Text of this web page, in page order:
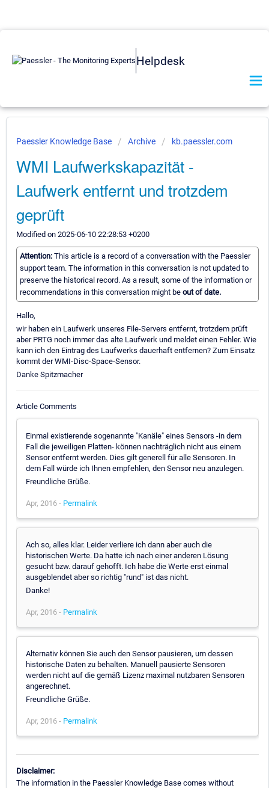
Helpdesk
Paessler Knowledge Base Archive kb.paessler.com
WMI Laufwerkskapazität -
Laufwerk entfernt und trotzdem
geprüft
Modified on 2025-06-10 22:28:53 +0200
Attention: This article is a record of a conversation with the Paessler
support team. The information in this conversation is not updated to
preserve the historical record. As a result, some of the information or
recommendations in this conversation might be out of date.
Hallo,
wir haben ein Laufwerk unseres File-Servers entfernt, trotzdem prüft
aber PRTG noch immer das alte Laufwerk und meldet einen Fehler. Wie
kann ich den Eintrag des Laufwerks dauerhaft entfernen? Zum Einsatz
kommt der WMI-Disc-Space-Sensor.
Danke Spitzmacher
Article Comments
Einmal existierende sogenannte "Kanäle" eines Sensors -in dem
Fall die jeweiligen Platten- können nachträglich nicht aus einem
Sensor entfernt werden. Dies gilt generell für alle Sensoren. In
dem Fall würde ich Ihnen empfehlen, den Sensor neu anzulegen.
Freundliche Grüße.
Apr, 2016 - Permalink
Ach so, alles klar. Leider verliere ich dann aber auch die
historischen Werte. Da hatte ich nach einer anderen Lösung
gesucht bzw. darauf gehofft. Ich habe die Werte erst einmal
ausgeblendet aber so richtig "rund" ist das nicht.
Danke!
Apr, 2016 - Permalink
Alternativ können Sie auch den Sensor pausieren, um dessen
historische Daten zu behalten. Manuell pausierte Sensoren
werden nicht auf die gemäß Lizenz maximal nutzbaren Sensoren
angerechnet.
Freundliche Grüße.
Apr, 2016 - Permalink
Disclaimer:
The information in the Paessler Knowledge Base comes without